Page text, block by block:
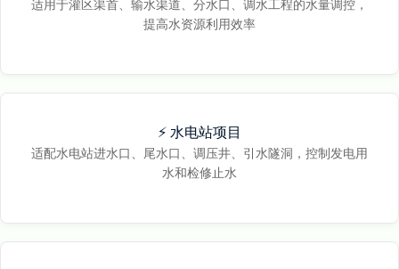
适用于灌区渠首、输水渠道、分水口、调水工程的水量调控，
提高水资源利用效率
⚡ 水电站项目
适配水电站进水口、尾水口、调压井、引水隧洞，控制发电用
水和检修止水